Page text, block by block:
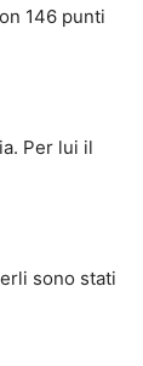
146 punti
Per lui il
sono stati